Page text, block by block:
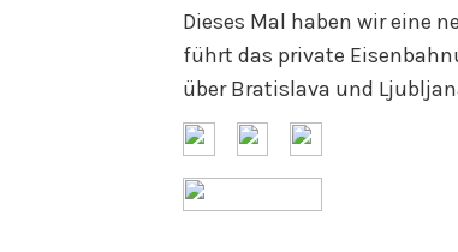
Dieses Mal haben wir eine
führt das private
über Bratislava und